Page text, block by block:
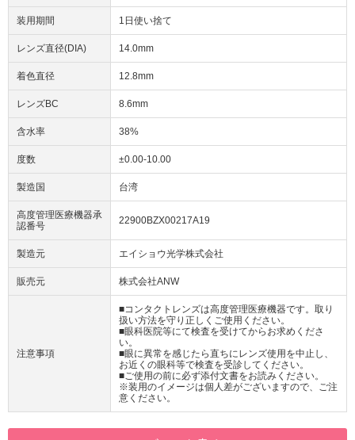
装用期間 1日使い捨て
レンズ直径(DIA) 14.0mm
着色直径 12.8mm
レンズBC 8.6mm
含水率 38%
度数 ±0.00-10.00
製造国 台湾
高度管理医療機器承
認番号
22900BZX00217A19
製造元 エイショウ光学株式会社
販売元 株式会社ANW
注意事項
■コンタクトレンズは高度管理医療機器です。取り
扱い方法を守り正しくご使用ください。
■眼科医院等にて検査を受けてからお求めくださ
い。
■眼に異常を感じたら直ちにレンズ使用を中止し、
お近くの眼科等で検査を受診してください。
■ご使用の前に必ず添付文書をお読みください。
※装用のイメージは個人差がございますので、ご注
意ください。